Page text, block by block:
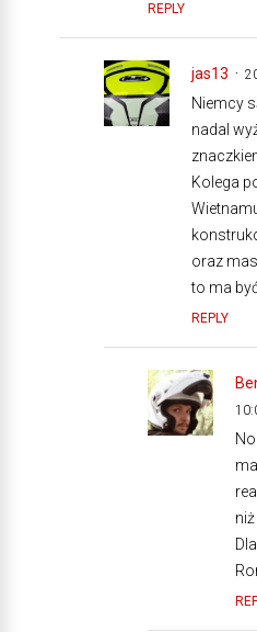
REPLY
jas13
Niemcy
nadal
Kolega
oraz
to ma
REPLY